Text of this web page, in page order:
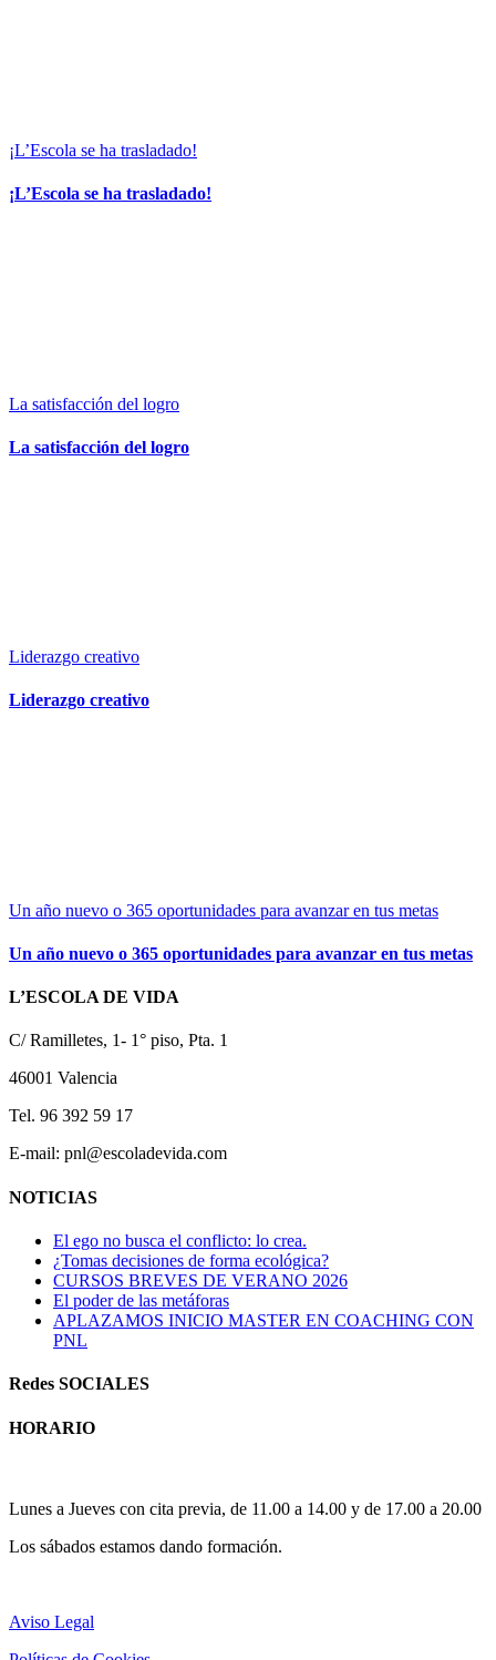
¡L’Escola se ha trasladado!
¡L’Escola se ha trasladado!
La satisfacción del logro
La satisfacción del logro
Liderazgo creativo
Liderazgo creativo
Un año nuevo o 365 oportunidades para avanzar en tus metas
Un año nuevo o 365 oportunidades para avanzar en tus metas
L’ESCOLA DE VIDA
C/ Ramilletes, 1- 1° piso, Pta. 1
46001 Valencia
Tel. 96 392 59 17
E-mail: pnl@escoladevida.com
NOTICIAS
El ego no busca el conflicto: lo crea.
¿Tomas decisiones de forma ecológica?
CURSOS BREVES DE VERANO 2026
El poder de las metáforas
APLAZAMOS INICIO MASTER EN COACHING CON
PNL
Redes SOCIALES
HORARIO
Lunes a Jueves con cita previa, de 11.00 a 14.00 y de 17.00 a 20.00
Los sábados estamos dando formación.
Aviso Legal